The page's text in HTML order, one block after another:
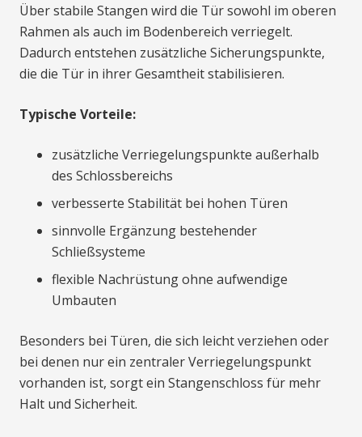
Über stabile Stangen wird die Tür sowohl im oberen
Rahmen als auch im Bodenbereich verriegelt.
Dadurch entstehen zusätzliche Sicherungspunkte,
die die Tür in ihrer Gesamtheit stabilisieren.
Typische Vorteile:
zusätzliche Verriegelungspunkte außerhalb
des Schlossbereichs
verbesserte Stabilität bei hohen Türen
sinnvolle Ergänzung bestehender
Schließsysteme
flexible Nachrüstung ohne aufwendige
Umbauten
Besonders bei Türen, die sich leicht verziehen oder
bei denen nur ein zentraler Verriegelungspunkt
vorhanden ist, sorgt ein Stangenschloss für mehr
Halt und Sicherheit.